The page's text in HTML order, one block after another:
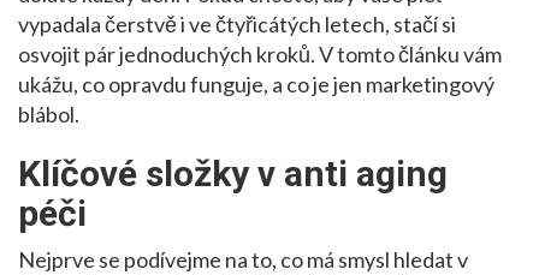
vypadala čerstvě i ve čtyřicátých letech, stačí si
osvojit pár jednoduchých kroků. V tomto článku vám
ukážu, co opravdu funguje, a co je jen marketingový
blábol.
Klíčové složky v anti aging
péči
Nejprve se podívejme na to, co má smysl hledat v